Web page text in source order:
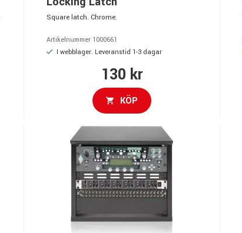
Square latch. Chrome.
Artikelnummer 1000661
I webblager. Leveranstid 1-3 dagar
130 kr
KÖP